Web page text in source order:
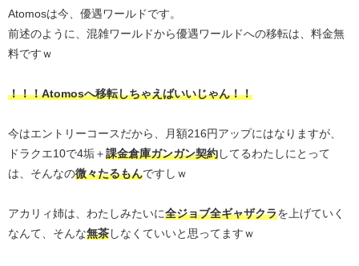
Atomosは今、優遇ワールドです。
前述のように、混雑ワールドから優遇ワールドへの移転は、料金無
料ですｗ
！！！Atomosへ移転しちゃえばいいじゃん！！
今はエントリーコースだから、月額216円アップにはなりますが、
ドラクエ10で4垢＋課金倉庫ガンガン契約してるわたしにとって
は、そんなの微々たるもんですしｗ
アカリィ姉は、わたしみたいに全ジョブ全ギャザクラを上げていく
なんて、そんな無茶しなくていいと思ってますｗ